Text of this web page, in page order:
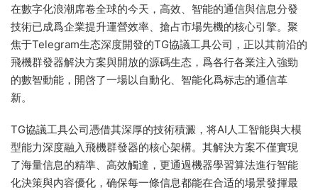
在數字化浪潮席卷全球的今天，高效、智能的通信與信息分發
技術已成爲企業提升運營效率、搶占市場先機的核心引擎。聚
焦于Telegram生态深度開發的TG協議工具公司，正以其前沿的
飛機群發器解決方案與開放的源碼生态，爲各行各業注入強勁
的數智動能，開啓了一場以自動化、智能化爲标志的通信革
新。
TG協議工具公司憑借其深厚的技術積澱，将AI人工智能與大模
型能力深度融入飛機群發器的核心架構。其解決方案不僅實現
了海量信息的精準、高效觸達，更通過機器學習算法進行智能
化決策與内容優化，确保每一條信息都能在合适的場景發揮最